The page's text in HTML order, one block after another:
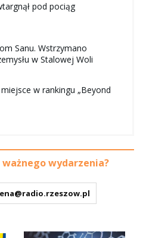
pod pociąg
Sanu. Wstrzymano
w Stalowej Woli
w rankingu „Beyond
ważnego wydarzenia?